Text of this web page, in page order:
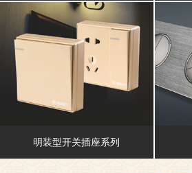
明装型开关插座系列